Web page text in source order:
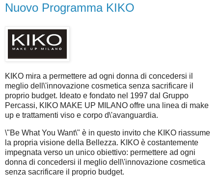
Nuovo Programma KIKO
KIKO mira a permettere ad ogni donna di concedersi il
meglio dell\'innovazione cosmetica senza sacrificare il
proprio budget. Ideato e fondato nel 1997 dal Gruppo
Percassi, KIKO MAKE UP MILANO offre una linea di make
up e trattamenti viso e corpo d\'avanguardia.
\"Be What You Want\" è in questo invito che KIKO riassume
la propria visione della Bellezza. KIKO è costantemente
impegnata verso un unico obiettivo: permettere ad ogni
donna di concedersi il meglio dell\'innovazione cosmetica
senza sacrificare il proprio budget.